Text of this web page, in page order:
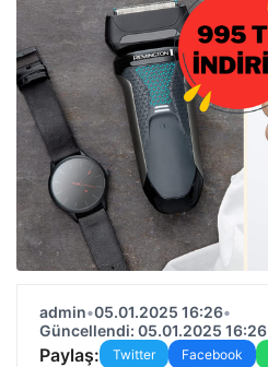
admin•05.01.2025 16:26•
Güncellendi: 05.01.2025 16:26
Paylaş: Twitter Facebook